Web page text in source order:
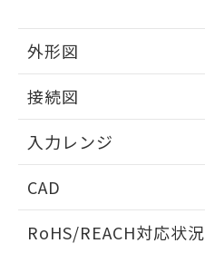
外形図
接続図
入力レンジ
CAD
ドすることができます。
RoHS/REACH対応状況